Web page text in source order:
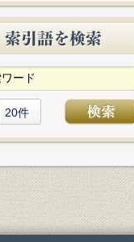
20件